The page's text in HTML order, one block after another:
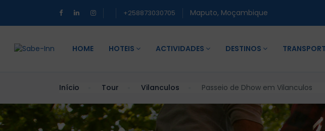
+258873030705 Maputo, Moçambique
HOME HOTEIS ACTIVIDADES DESTINOS
Início Tour Vilanculos Passeio de Dhow em Vilanculos